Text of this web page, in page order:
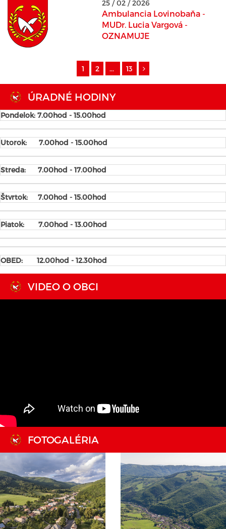
25 / 02 / 2026
Ambulancia Lovinobaňa -
MUDr. Lucia Vargová -
OZNAMUJE
1 2 ... 13
ÚRADNÉ HODINY
Pondelok: 7.00hod - 15.00hod
Utorok: 7.00hod - 15.00hod
Streda: 7.00hod - 17.00hod
Štvrtok: 7.00hod - 15.00hod
Piatok: 7.00hod - 13.00hod
OBED: 12.00hod - 12.30hod
VIDEO O OBCI
FOTOGALÉRIA